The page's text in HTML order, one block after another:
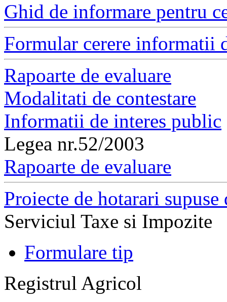
Ghid de informare pentru
Formular cerere informatii
Rapoarte de evaluare
Modalitati de contestare
Informatii de interes public
Legea nr.52/2003
Rapoarte de evaluare
Proiecte de hotarari
Serviciul Taxe si Impozite
Formulare tip
Registrul Agricol